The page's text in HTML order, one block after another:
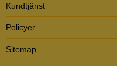
Kundtjänst
Policyer
Sitemap